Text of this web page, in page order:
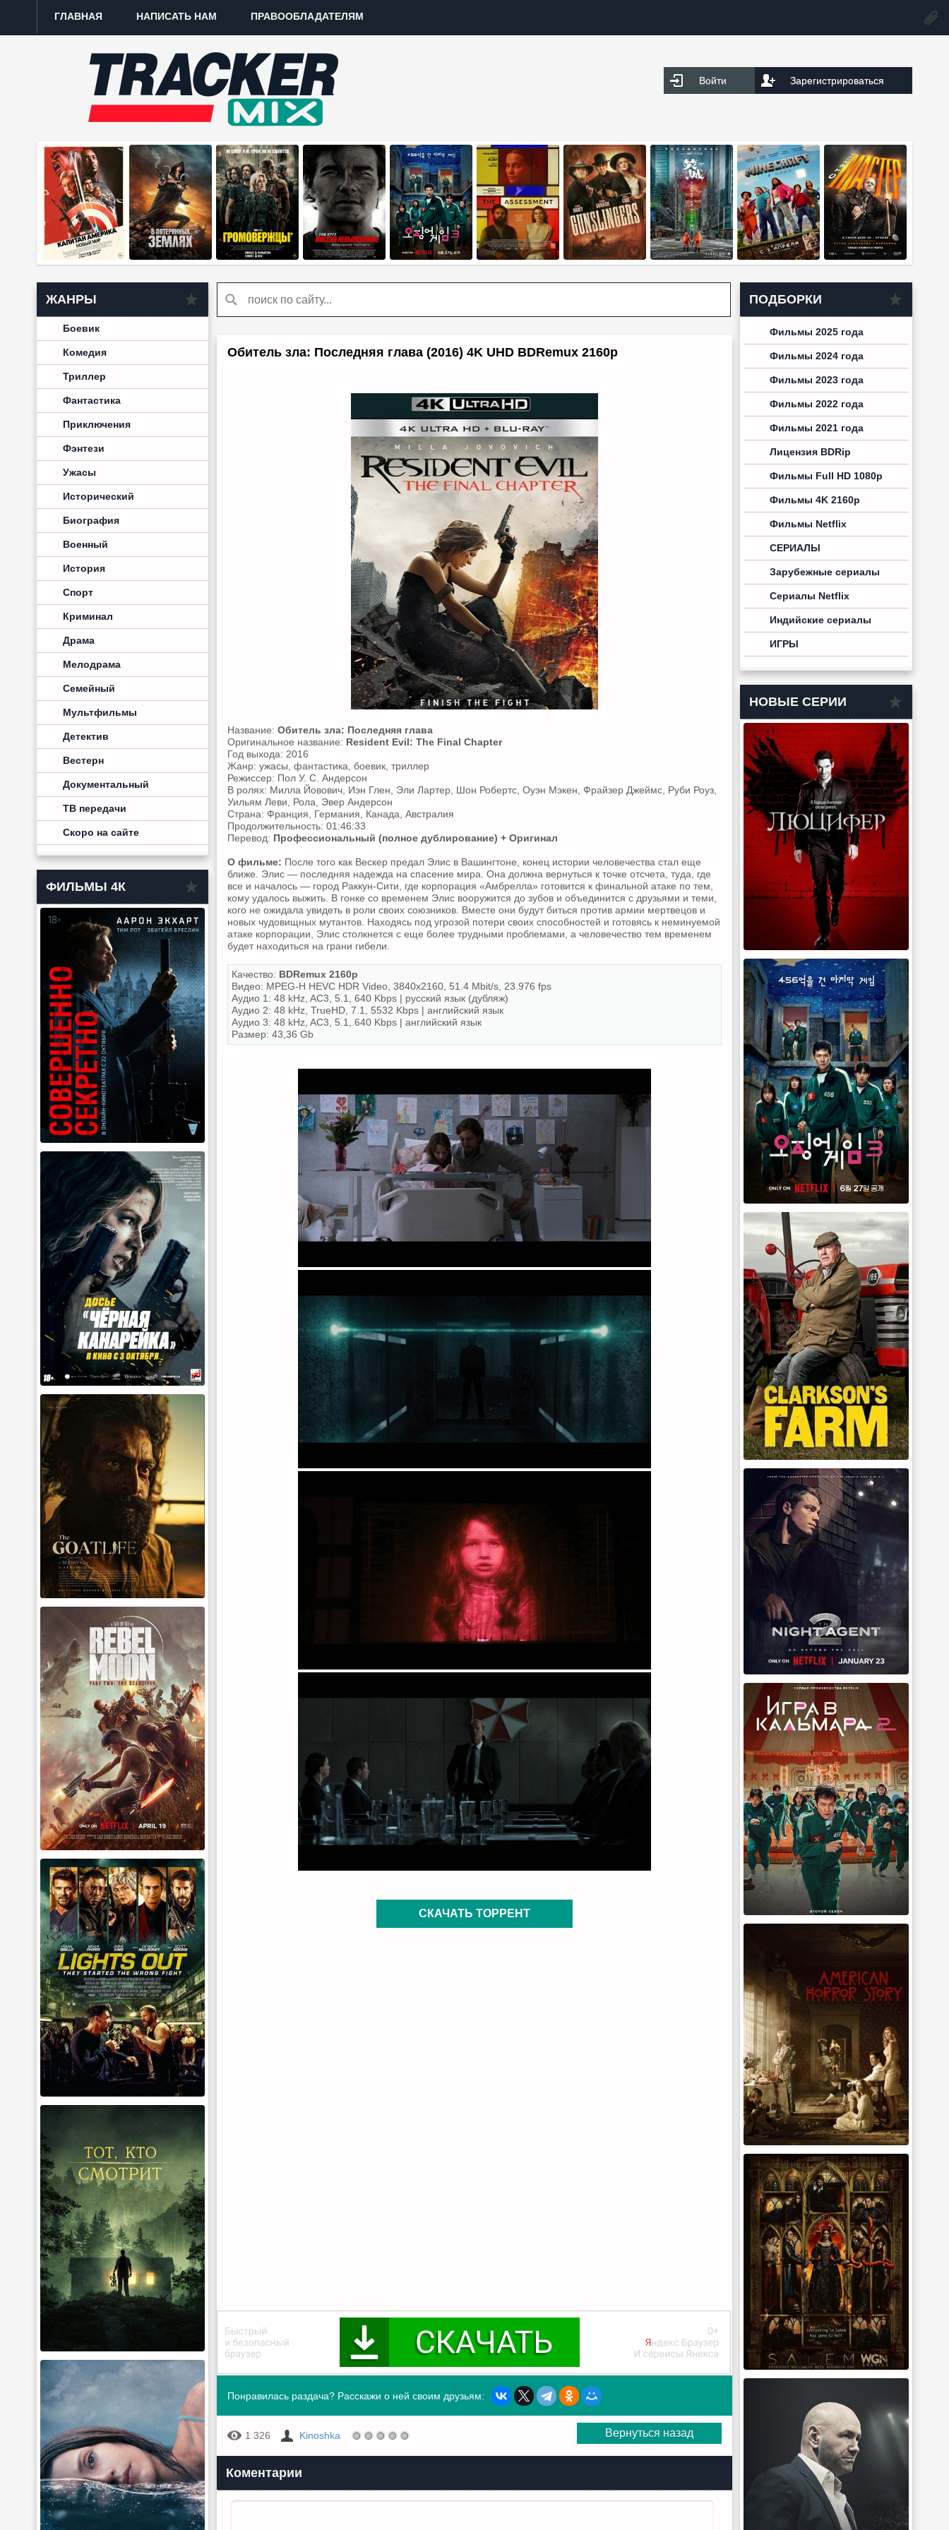
ГЛАВНАЯ НАПИСАТЬ НАМ ПРАВООБЛАДАТЕЛЯМ
Войти Зарегистрироваться
ЖАНРЫ
Боевик
Комедия
Триллер
Фантастика
Приключения
Фэнтези
Ужасы
Исторический
Биография
Военный
История
Спорт
Криминал
Драма
Мелодрама
Семейный
Мультфильмы
Детектив
Вестерн
Документальный
ТВ передачи
Скоро на сайте
ФИЛЬМЫ 4К
Обитель зла: Последняя глава (2016) 4K UHD BDRemux 2160p
Название: Обитель зла: Последняя глава
Оригинальное название: Resident Evil: The Final Chapter
Год выхода: 2016
Жанр: ужасы, фантастика, боевик, триллер
Режиссер: Пол У. С. Андерсон
В ролях: Милла Йовович, Иэн Глен, Эли Лартер, Шон Робертс, Оуэн Мэкен, Фрайзер Джеймс, Руби Роуз,
Уильям Леви, Рола, Эвер Андерсон
Страна: Франция, Германия, Канада, Австралия
Продолжительность: 01:46:33
Перевод: Профессиональный (полное дублирование) + Оригинал
О фильме: После того как Вескер предал Элис в Вашингтоне, конец истории человечества стал еще
ближе. Элис — последняя надежда на спасение мира. Она должна вернуться к точке отсчета, туда, где
все и началось — город Раккун-Сити, где корпорация «Амбрелла» готовится к финальной атаке по тем,
кому удалось выжить. В гонке со временем Элис вооружится до зубов и объединится с друзьями и теми,
кого не ожидала увидеть в роли своих союзников. Вместе они будут биться против армии мертвецов и
новых чудовищных мутантов. Находясь под угрозой потери своих способностей и готовясь к неминуемой
атаке корпорации, Элис столкнется с еще более трудными проблемами, а человечество тем временем
будет находиться на грани гибели.
Качество: BDRemux 2160p
Видео: MPEG-H HEVC HDR Video, 3840x2160, 51.4 Mbit/s, 23.976 fps
Аудио 1: 48 kHz, AC3, 5.1, 640 Kbps | русский язык (дубляж)
Аудио 2: 48 kHz, TrueHD, 7.1, 5532 Kbps | английский язык
Аудио 3: 48 kHz, AC3, 5.1, 640 Kbps | английский язык
Размер: 43,36 Gb
СКАЧАТЬ ТОРРЕНТ
Понравилась раздача? Расскажи о ней своим друзьям:
1 326 Kinoshka Вернуться назад
Коментарии
ПОДБОРКИ
Фильмы 2025 года
Фильмы 2024 года
Фильмы 2023 года
Фильмы 2022 года
Фильмы 2021 года
Лицензия BDRip
Фильмы Full HD 1080p
Фильмы 4K 2160p
Фильмы Netflix
СЕРИАЛЫ
Зарубежные сериалы
Сериалы Netflix
Индийские сериалы
ИГРЫ
НОВЫЕ СЕРИИ